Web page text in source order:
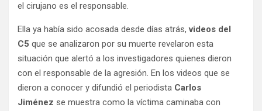
el cirujano es el responsable.
Ella ya había sido acosada desde días atrás,videos del
C5 que se analizaron por su muerte revelaron esta
situación que alertó a los investigadores quienes dieron
con el responsable de la agresión. En los videos que se
dieron a conocer y difundió el periodista Carlos
Jiménez se muestra como la víctima caminaba con